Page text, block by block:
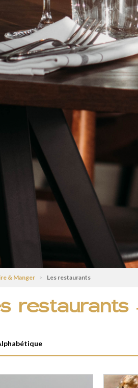
& Manger > Les restaurants
restaurants